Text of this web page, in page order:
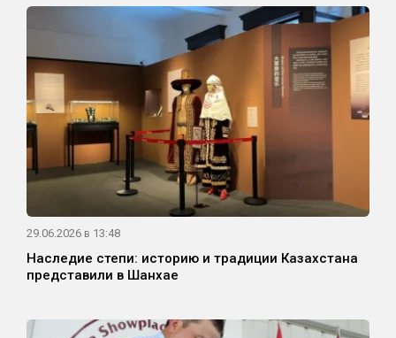
29.06.2026 в 13:48
Наследие степи: историю и традиции Казахстана
представили в Шанхае